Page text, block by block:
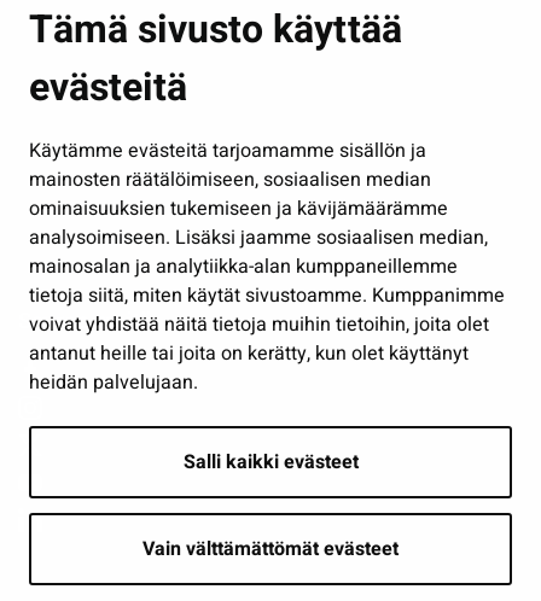
Tämä sivusto käyttää
evästeitä
Käytämme evästeitä tarjoamamme sisällön ja
mainosten räätälöimiseen, sosiaalisen median
ominaisuuksien tukemiseen ja kävijämäärämme
analysoimiseen. Lisäksi jaamme sosiaalisen median,
mainosalan ja analytiikka-alan kumppaneillemme
tietoja siitä, miten käytät sivustoamme. Kumppanimme
voivat yhdistää näitä tietoja muihin tietoihin, joita olet
antanut heille tai joita on kerätty, kun olet käyttänyt
heidän palvelujaan.
Salli kaikki evästeet
Vain välttämättömät evästeet
Kasvatus ja opetus
Kulttuuri ja liikunta
Työ ja yrittäminen
Osallistu ja asioi
Näytä omat evästeasetukseni
Seuraa meitä